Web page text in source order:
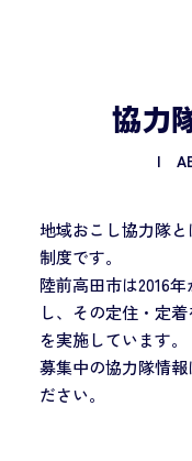
協力
|
地域おこし協力隊
制度です。
陸前高田市は2016
し、その定住・定
を実施しています。
募集中の協力隊情
ださい。